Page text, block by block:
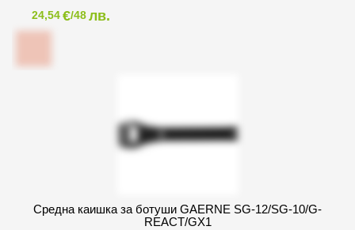
24,54€/48лв.
Средна каишка за ботуши GAERNE SG-12/SG-10/G-
REACT/GX1